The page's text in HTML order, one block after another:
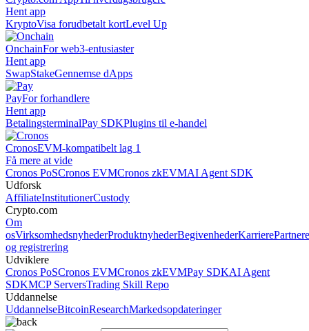
Hent app
KryptoVisa forudbetalt kortLevel Up
OnchainFor web3-entusiaster
Hent app
SwapStakeGennemse dApps
PayFor forhandlere
Hent app
BetalingsterminalPay SDKPlugins til e-handel
CronosEVM-kompatibelt lag 1
Få mere at vide
Cronos PoSCronos EVMCronos zkEVMAI Agent SDK
Udforsk
AffiliateInstitutionerCustody
Crypto.com
Om
osVirksomhedsnyhederProduktnyhederBegivenhederKarrierePartnere
og registrering
Udviklere
Cronos PoSCronos EVMCronos zkEVMPay SDKAI Agent
SDKMCP ServersTrading Skill Repo
Uddannelse
UddannelseBitcoinResearchMarkedsopdateringer